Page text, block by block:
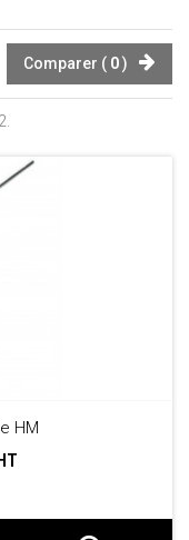
Comparer ( 0)
HM